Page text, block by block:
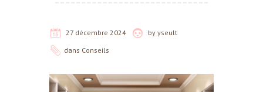
27 décembre 2024 by yseult
dans Conseils